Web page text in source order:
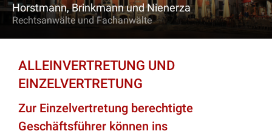
Horstmann, Brinkmann und Nienerza
Rechtsanwälte und Fachanwälte
ALLEINVERTRETUNG UND
EINZELVERTRETUNG
Zur Einzelvertretung berechtigte
Geschäftsführer können ins